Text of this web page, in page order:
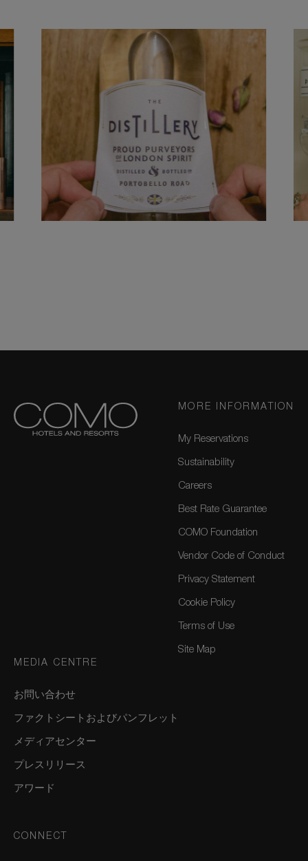
MORE INFORMATION
My Reservations
Sustainability
Careers
Best Rate Guarantee
COMO Foundation
Vendor Code of Conduct
Privacy Statement
Cookie Policy
Terms of Use
Site Map
MEDIA CENTRE
お問い合わせ
ファクトシートおよびパンフレット
メディアセンター
プレスリリース
アワード
CONNECT